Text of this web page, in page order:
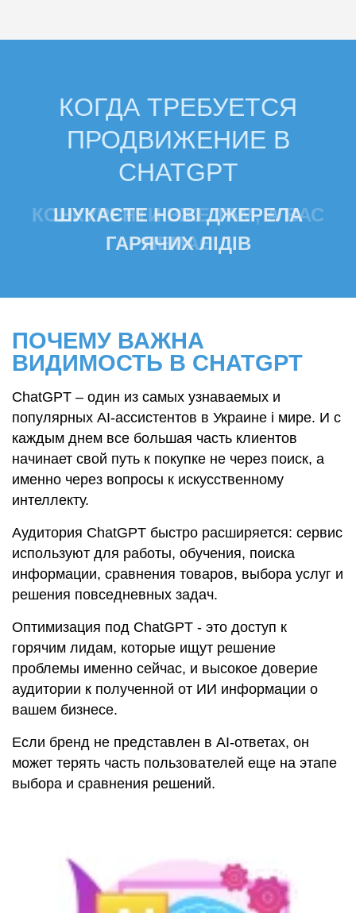
КОГДА ТРЕБУЕТСЯ
ПРОДВИЖЕНИЕ В
CHATGPT
КОНКУРЕНТИ ВЖЕ ТАМ, А ВАС
НЕМАЄ
ПОЧЕМУ ВАЖНА
ВИДИМОСТЬ В CHATGPT
ChatGPT – один из самых узнаваемых и
популярных AI-ассистентов в Украине і мире. И с
каждым днем ​​все большая часть клиентов
начинает свой путь к покупке не через поиск, а
именно через вопросы к искусственному
интеллекту.
Аудитория ChatGPT быстро расширяется: сервис
используют для работы, обучения, поиска
информации, сравнения товаров, выбора услуг и
решения повседневных задач.
Оптимизация под ChatGPT - это доступ к
горячим лидам, которые ищут решение
проблемы именно сейчас, и высокое доверие
аудитории к полученной от ИИ информации о
вашем бизнесе.
Если бренд не представлен в AI-ответах, он
может терять часть пользователей еще на этапе
выбора и сравнения решений.